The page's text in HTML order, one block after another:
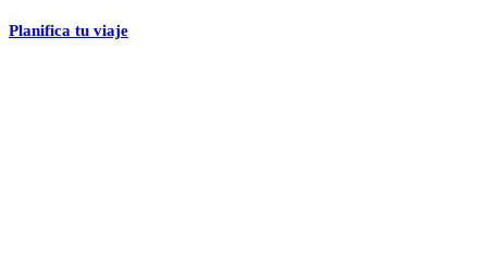
Planifica tu viaje